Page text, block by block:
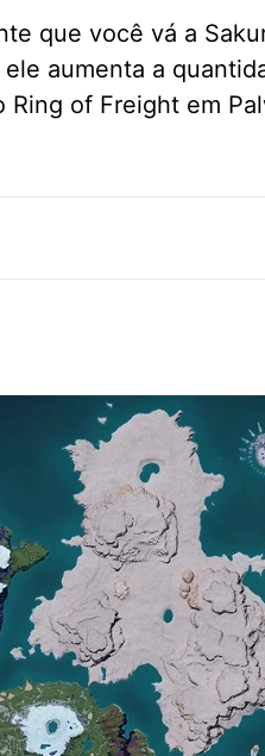
que você vá a
aumenta a
of Freight em